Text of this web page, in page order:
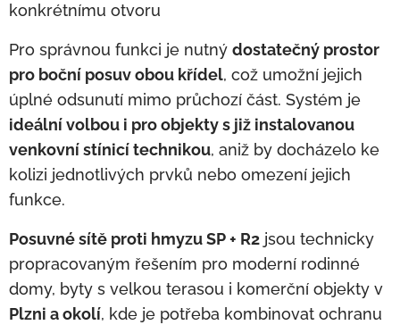
konkrétnímu otvoru
Pro správnou funkci je nutný dostatečný prostor
pro boční posuv obou křídel, což umožní jejich
úplné odsunutí mimo průchozí část. Systém je
ideální volbou i pro objekty s již instalovanou
venkovní stínicí technikou, aniž by docházelo ke
kolizi jednotlivých prvků nebo omezení jejich
funkce.
Posuvné sítě proti hmyzu SP + R2 jsou technicky
propracovaným řešením pro moderní rodinné
domy, byty s velkou terasou i komerční objekty v
Plzni a okolí, kde je potřeba kombinovat ochranu